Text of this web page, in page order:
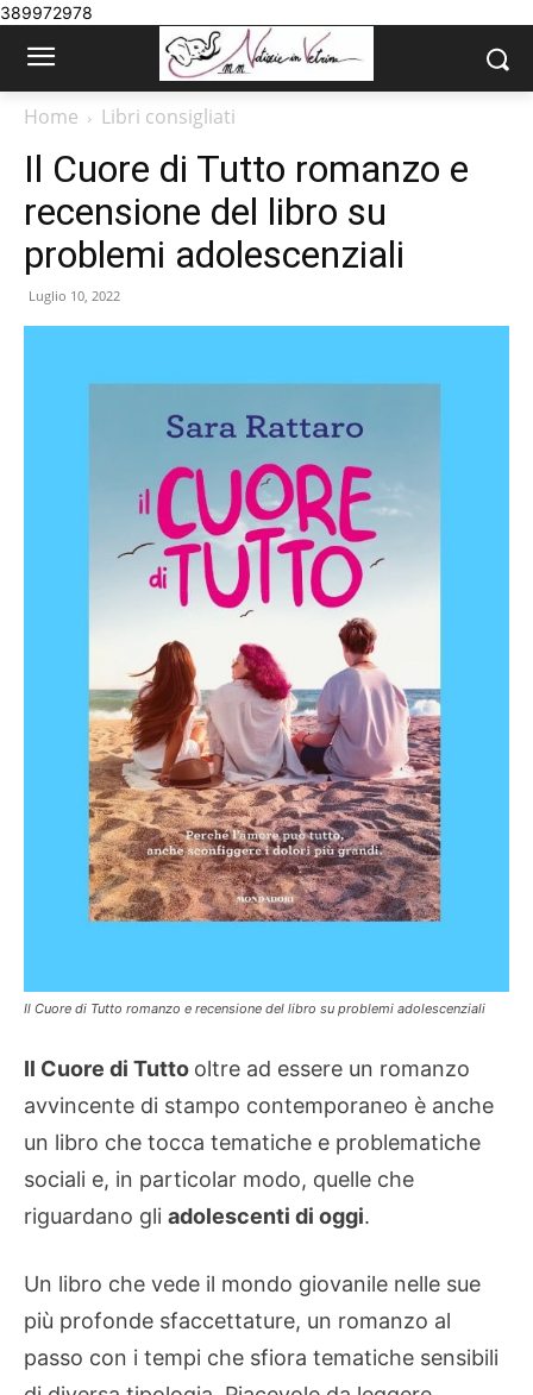
389972978
Home Libri consigliati
Il Cuore di Tutto romanzo e
recensione del libro su
problemi adolescenziali
Luglio 10, 2022
Il Cuore di Tutto romanzo e recensione del libro su problemi adolescenziali
Il Cuore di Tutto oltre ad essere un romanzo
avvincente di stampo contemporaneo è anche
un libro che tocca tematiche e problematiche
sociali e, in particolar modo, quelle che
riguardano gli adolescenti di oggi.
Un libro che vede il mondo giovanile nelle sue
più profonde sfaccettature, un romanzo al
passo con i tempi che sfiora tematiche sensibili